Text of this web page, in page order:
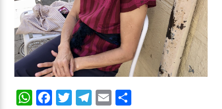
WhatsApp
Facebook
Twitter
Telegram
Email